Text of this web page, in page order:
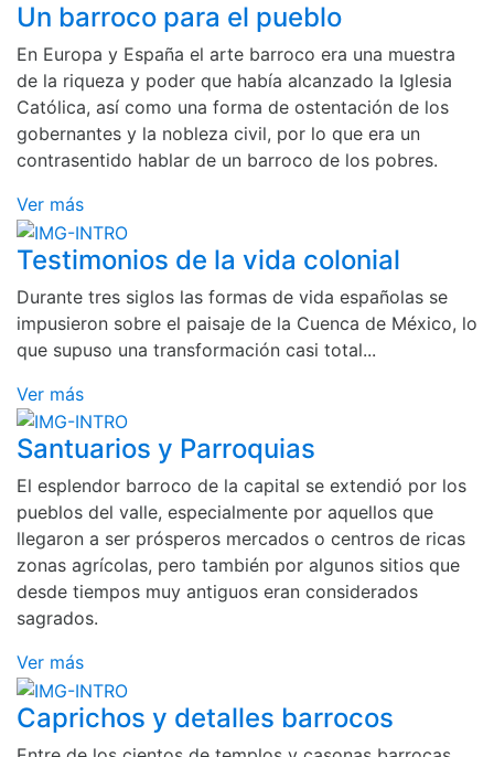
Un barroco para el pueblo
En Europa y España el arte barroco era una muestra
de la riqueza y poder que había alcanzado la Iglesia
Católica, así como una forma de ostentación de los
gobernantes y la nobleza civil, por lo que era un
contrasentido hablar de un barroco de los pobres.
Ver más
Testimonios de la vida colonial
Durante tres siglos las formas de vida españolas se
impusieron sobre el paisaje de la Cuenca de México, lo
que supuso una transformación casi total...
Ver más
Santuarios y Parroquias
El esplendor barroco de la capital se extendió por los
pueblos del valle, especialmente por aquellos que
llegaron a ser prósperos mercados o centros de ricas
zonas agrícolas, pero también por algunos sitios que
desde tiempos muy antiguos eran considerados
sagrados.
Ver más
Caprichos y detalles barrocos